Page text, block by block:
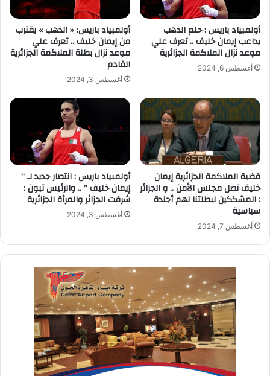
أولمبياد باريس : حلم الذهب
يداعب إيمان خليف .. تعرف علي
موعد نزال الملاكمة الجزائرية
أغسطس 6, 2024
أولمبياد باريس: « الذهب » يقترب
من إيمان خليف .. تعرف علي
موعد نزال بطلة الملاكمة الجزائرية
القادم
أغسطس 3, 2024
قضية الملاكمة الجزائرية إيمان
خليف تصل مجلس الأمن .. و الجزائر
: المشككين لبطلتنا لهم أجندة
سياسية
أغسطس 7, 2024
أولمبياد باريس : انتصار جديد لـ ”
إيمان خليف ” .. والرئيس تبون :
شرفت الجزائر والمرأة الجزائرية
أغسطس 3, 2024